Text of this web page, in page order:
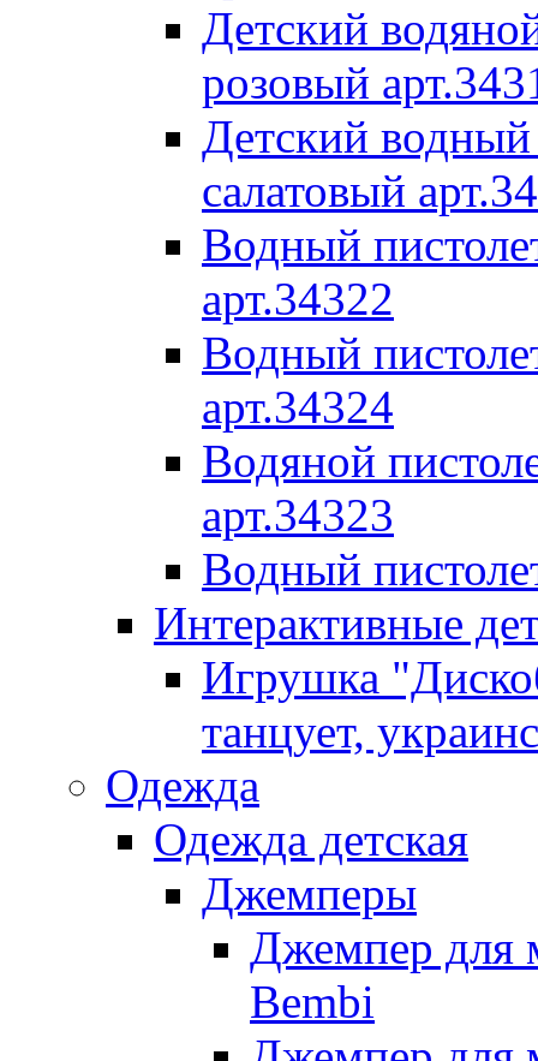
Детский
розовый
Детский
салатовый
Водный
арт.34322
Водный
арт.34324
Водяной
арт.34323
Водный
Интерактивные
Игрушка
танцует,
Одежда
Одежда детская
Джемперы
Джемпер для
Bembi